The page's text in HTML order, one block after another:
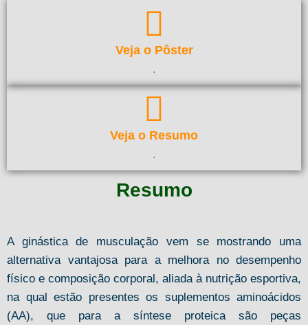
Veja o Pôster
.
Veja o Resumo
.
Resumo
A ginástica de musculação vem se mostrando uma
alternativa vantajosa para a melhora no desempenho
físico e composição corporal, aliada à nutrição esportiva,
na qual estão presentes os suplementos aminoácidos
(AA), que para a síntese proteica são peças